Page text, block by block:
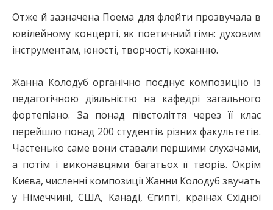
Отже й зазначена Поема для флейти прозвучала в
ювілейному концерті, як поетичний гімн: духовим
інструментам, юності, творчості, коханню.
Жанна Колодуб органічно поєднує композицію із
педагогічною діяльністю на кафедрі загального
фортепіано. За понад півстоліття через її клас
перейшло понад 200 студентів різних факультетів.
Частенько саме вони ставали першими слухачами,
а потім і виконавцями багатьох її творів. Окрім
Києва, численні композиції Жанни Колодуб звучать
у Німеччині, США, Канаді, Єгипті, країнах Східної